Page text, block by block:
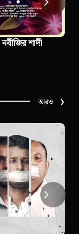
পুঁথি পাঠ | শিশু
আরও ❯